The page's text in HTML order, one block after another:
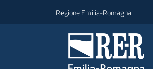
Regione Emilia-Romagna